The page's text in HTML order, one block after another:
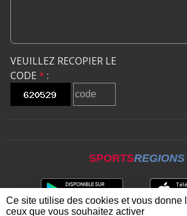
VEUILLEZ RECOPIER LE
CODE * :
SPORTSREGIONS
Ce site utilise des cookies et vous donne
ceux que vous souhaitez activer